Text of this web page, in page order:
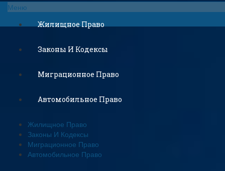
Меню
Жилищное Право
Законы И Кодексы
Миграционное Право
Автомобильное Право
Жилищное Право
Законы И Кодексы
Миграционное Право
Автомобильное Право